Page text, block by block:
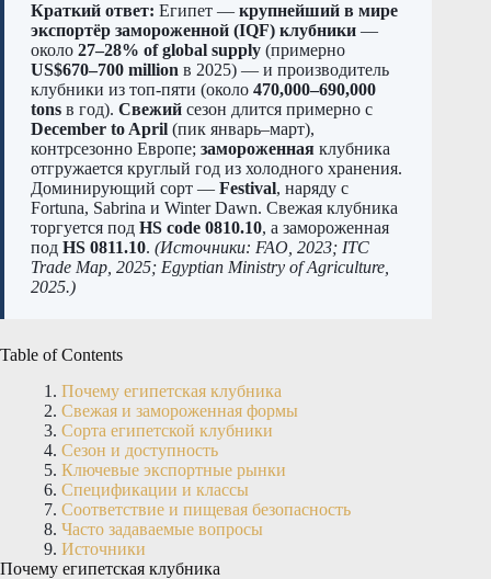
Краткий ответ: Египет — крупнейший в мире
экспортёр замороженной (IQF) клубники —
около 27–28% of global supply (примерно
US$670–700 million в 2025) — и производитель
клубники из топ-пяти (около 470,000–690,000
tons в год). Свежий сезон длится примерно с
December to April (пик январь–март),
контрсезонно Европе; замороженная клубника
отгружается круглый год из холодного хранения.
Доминирующий сорт — Festival, наряду с
Fortuna, Sabrina и Winter Dawn. Свежая клубника
торгуется под HS code 0810.10, а замороженная
под HS 0811.10. (Источники: FAO, 2023; ITC
Trade Map, 2025; Egyptian Ministry of Agriculture,
2025.)
Table of Contents
Почему египетская клубника
Свежая и замороженная формы
Сорта египетской клубники
Сезон и доступность
Ключевые экспортные рынки
Спецификации и классы
Соответствие и пищевая безопасность
Часто задаваемые вопросы
Источники
Почему египетская клубника